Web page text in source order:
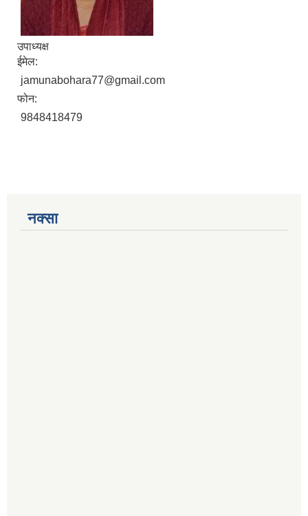
उपाध्यक्ष
ईमेल:
jamunabohara77@gmail.com
फोन:
9848418479
नक्सा